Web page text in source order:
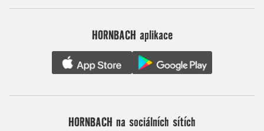
HORNBACH aplikace
HORNBACH na sociálních sítích